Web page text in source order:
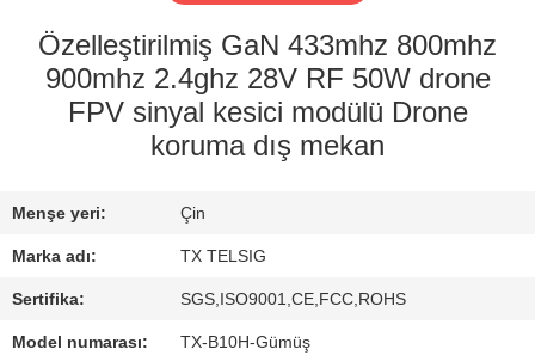
KALITE
KONTROL
ULAŞIN
HABERLER
Özelleştirilmiş GaN 433mhz 800mhz
900mhz 2.4ghz 28V RF 50W drone
FPV sinyal kesici modülü Drone
koruma dış mekan
Menşe yeri: Çin
Marka adı: TX TELSIG
Sertifika: SGS,ISO9001,CE,FCC,ROHS
Model numarası: TX-B10H-Gümüş